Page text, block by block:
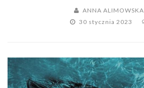
ANNA ALIMOWSKA
30 stycznia 2023